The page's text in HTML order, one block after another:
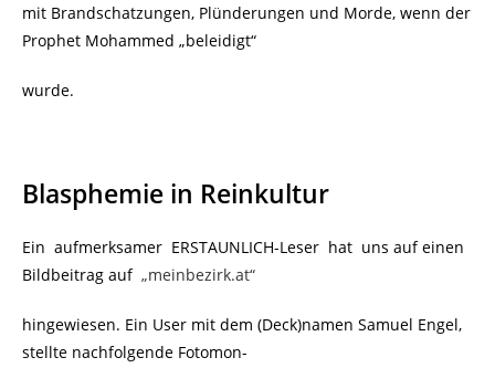
mit Brandschatzungen, Plünderungen und Morde, wenn der
Prophet Mohammed „beleidigt“
wurde.
Blasphemie in Reinkultur
Ein aufmerksamer ERSTAUNLICH-Leser hat uns auf einen
Bildbeitrag auf „meinbezirk.at“
hingewiesen. Ein User mit dem (Deck)namen Samuel Engel,
stellte nachfolgende Fotomon-